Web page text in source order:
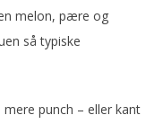
melon, pære og
så typiske
punch – eller kant